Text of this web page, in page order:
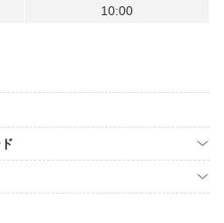
10:00